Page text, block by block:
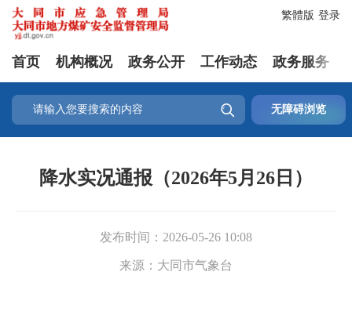
登录
繁體版
首页 机构概况 政务公开 工作动态 政务服务
 无障碍浏览
降水实况通报（2026年5月26日）
发布时间： 2026-05-26 10:08
来源： 大同市气象台